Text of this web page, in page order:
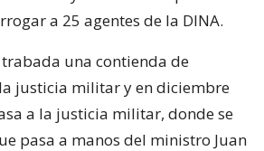
a 25 agentes de la DINA.
trabada una contienda de
justicia militar y en diciembre
a la justicia militar, donde se
pasa a manos del ministro Juan